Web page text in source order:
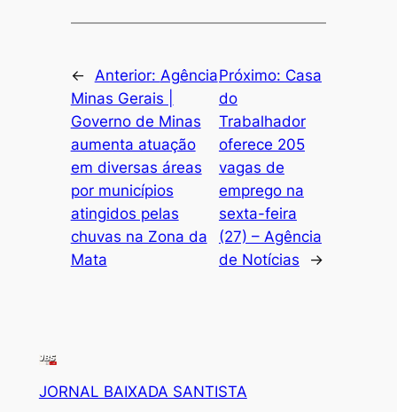
← Anterior: Agência
Minas Gerais |
Governo de Minas
aumenta atuação
em diversas áreas
por municípios
atingidos pelas
chuvas na Zona da
Mata
Próximo: Casa
do
Trabalhador
oferece 205
vagas de
emprego na
sexta-feira
(27) – Agência
de Notícias
→
JORNAL BAIXADA SANTISTA